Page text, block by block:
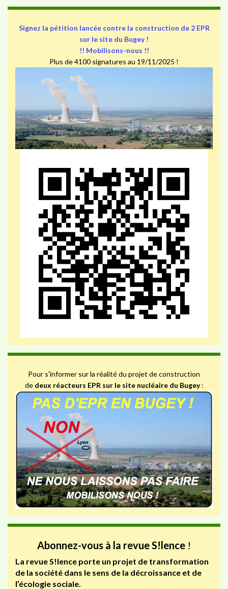
Signez la pétition lancée contre la construction de 2 EPR
sur le site du Bugey !
!! Mobilisons-nous !!
Plus de 4100 signatures au 19/11/2025 !
Pour s'informer sur la réalité du projet de construction
de deux réacteurs EPR sur le site nucléaire du Bugey:
Abonnez-vous à la revue S!lence !
La revue S!lence porte un projet de transformation
de la société dans le sens de la décroissance et de
l’écologie sociale.